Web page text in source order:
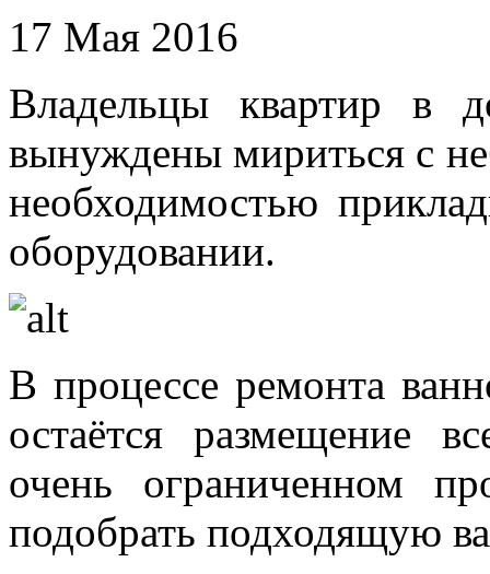
17 Мая 2016
Владельцы квартир в
вынуждены мириться с
необходимостью
оборудовании.
В процессе ремонта
остаётся размещение
очень ограниченном
подобрать подходящую